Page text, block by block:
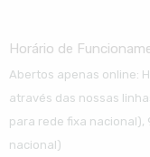
Horário de
Abertos apenas online:
através das nossas
para rede fixa nacional),
nacional)